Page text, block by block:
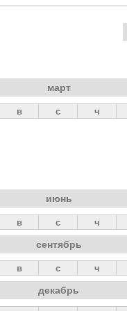
март
в с ч
июнь
в с ч
сентябрь
в с ч
декабрь